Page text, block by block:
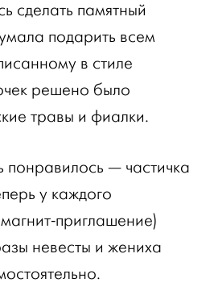
сделать памятный
подарить всем
в стиле
решено было
травы и фиалки.
понравилось — частичка
у каждого
приглашение)
невесты и жениха